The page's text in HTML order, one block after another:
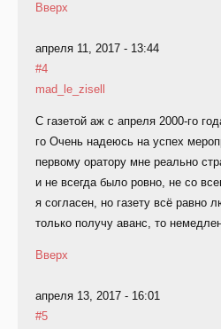
Вверх
апреля 11, 2017 - 13:44
#4
mad_le_zisell
С газетой аж с апреля 2000-го
го Очень надеюсь на успех
первому оратору мне реально
и не всегда было ровно, не со
я согласен, но газету всё равно
только получу аванс, то
Вверх
апреля 13, 2017 - 16:01
#5